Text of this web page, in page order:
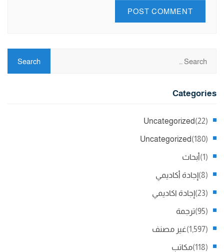
Categories
Uncategorized (22)
Uncategorized (180)
أبحاث (1)
إجادة أكاديمي (8)
إجادة اكاديمي (23)
ترجمة (95)
غير مصنف (1,597)
مكاتب (118)